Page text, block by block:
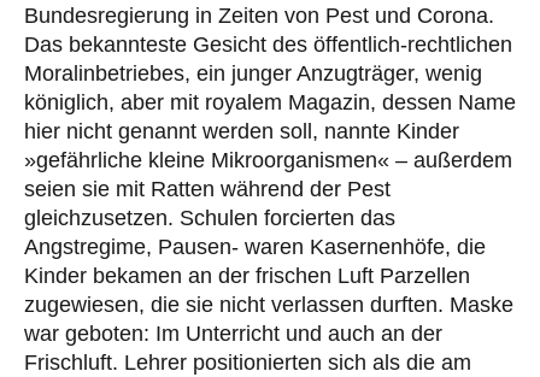
Bundesregierung in Zeiten von Pest und Corona.
Das bekannteste Gesicht des öffentlich-rechtlichen
Moralinbetriebes, ein junger Anzugträger, wenig
königlich, aber mit royalem Magazin, dessen Name
hier nicht genannt werden soll, nannte Kinder
»gefährliche kleine Mikroorganismen« – außerdem
seien sie mit Ratten während der Pest
gleichzusetzen. Schulen forcierten das
Angstregime, Pausen- waren Kasernenhöfe, die
Kinder bekamen an der frischen Luft Parzellen
zugewiesen, die sie nicht verlassen durften. Maske
war geboten: Im Unterricht und auch an der
Frischluft. Lehrer positionierten sich als die am